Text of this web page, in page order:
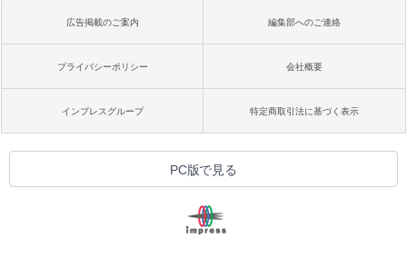
広告掲載のご案内 編集部へのご連絡
プライバシーポリシー 会社概要
インプレスグループ 特定商取引法に基づく表示
PC版で見る